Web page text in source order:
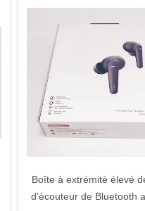
Boîte à extrémité élevé
d'écouteur de Bluetooth